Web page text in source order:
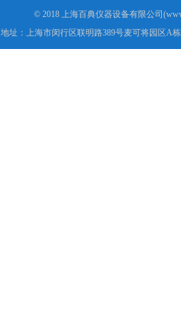
© 2018 上海百典仪器设备有限公司
地址：上海市闵行区联明路389号麦可将园区A